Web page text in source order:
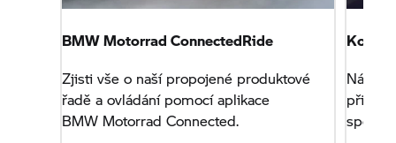
BMW Motorrad ConnectedRide
Zjisti vše o naší propojené produktové
řadě a ovládání pomocí aplikace
BMW Motorrad Connected.
Náš
přilby